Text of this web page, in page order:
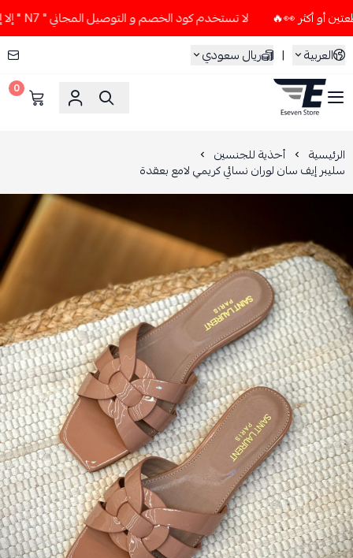
لا تستخدم كود الخصم و التوصيل المجاني " N7 " إلا إذا طلبت قطعتين أو أكثر 👀🔥
العربية
| ريال سعودي
ESEVEN STORE
0
الرئيسية أحذية للجنسين
سليبر إيف سان لوران نسائي كريمي لامع بعقدة